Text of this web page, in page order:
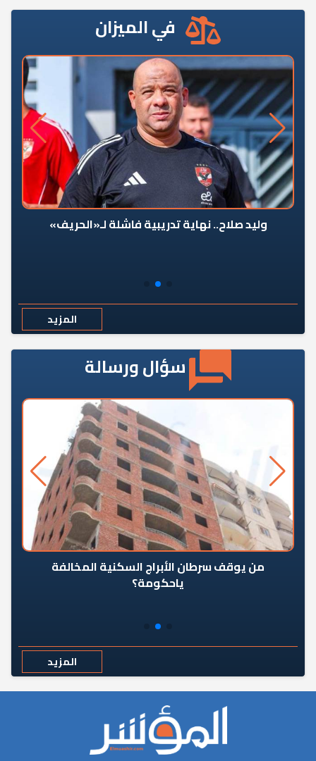
في الميزان
وليد صلاح.. نهاية تدريبية فاشلة لـ«الحريف»
المزيد
سؤال ورسالة
من يوقف سرطان الأبراج السكنية المخالفة
ياحكومة؟
المزيد